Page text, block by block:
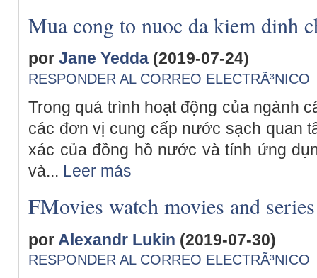
Mua cong to nuoc da kiem dinh
por Jane Yedda (2019-07-24)
RESPONDER AL CORREO ELECTRÃ³NICO
Trong quá trình hoạt động của ngành
các đơn vị cung cấp nước sạch quan
xác của đồng hồ nước và tính ứng
và... Leer más
FMovies watch movies and series
por Alexandr Lukin (2019-07-30)
RESPONDER AL CORREO ELECTRÃ³NICO